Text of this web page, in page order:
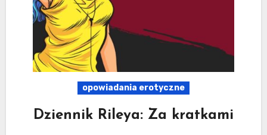
opowiadania erotyczne
Dziennik Rileya: Za kratkami